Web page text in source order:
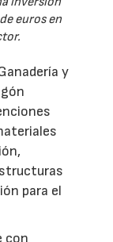
euros en
y
para el
con